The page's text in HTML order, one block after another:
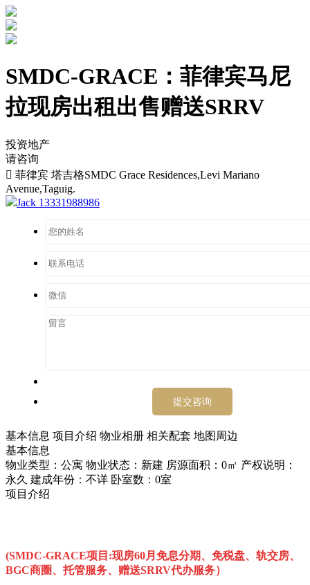
SMDC-GRACE：菲律宾马尼
拉现房出租出售赠送SRRV
投资地产
请咨询
 菲律宾 塔吉格SMDC Grace Residences,Levi Mariano
Avenue,Taguig.
Jack 13331988986
基本信息 项目介绍 物业相册 相关配套 地图周边
基本信息
物业类型：公寓 物业状态：新建 房源面积：0㎡ 产权说明：
永久 建成年份：不详 卧室数：0室
项目介绍
(SMDC-GRACE项目:现房60月免息分期、免税盘、轨交房、
BGC商圈、托管服务、赠送SRRV代办服务）